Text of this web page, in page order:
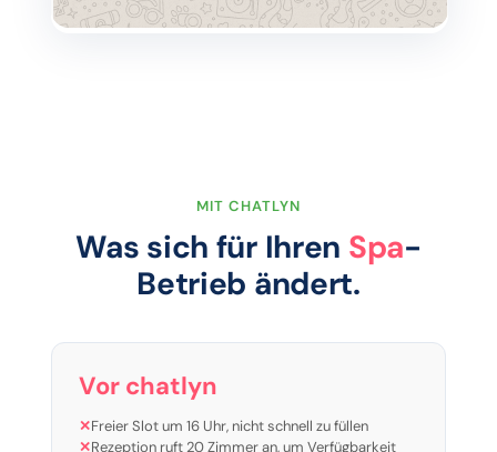
MIT CHATLYN
Was sich für Ihren Spa-
Betrieb ändert.
Vor chatlyn
✕Freier Slot um 16 Uhr, nicht schnell zu füllen
✕Rezeption ruft 20 Zimmer an, um Verfügbarkeit